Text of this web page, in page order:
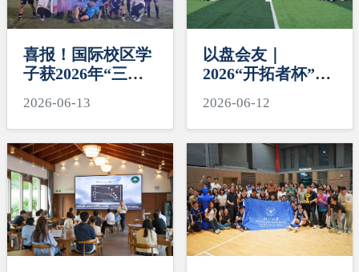
喜报！国际校区学
子获2026年“三好
军！
2026-06-13
以盘会友｜
2026“开拓者杯”高
2026-06-12